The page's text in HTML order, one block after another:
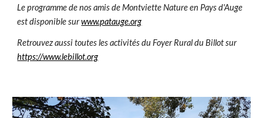
Le programme de nos amis de Montviette Nature en Pays d'Auge
est disponible surwww.patauge.org
Retrouvez aussi toutes les activités du Foyer Rural du Billot sur
https://www.lebillot.org